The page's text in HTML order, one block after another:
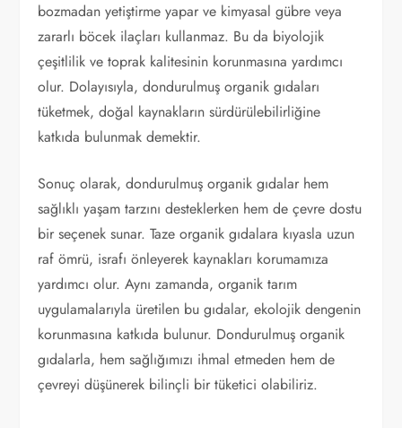
bozmadan yetiştirme yapar ve kimyasal gübre veya
zararlı böcek ilaçları kullanmaz. Bu da biyolojik
çeşitlilik ve toprak kalitesinin korunmasına yardımcı
olur. Dolayısıyla, dondurulmuş organik gıdaları
tüketmek, doğal kaynakların sürdürülebilirliğine
katkıda bulunmak demektir.
Sonuç olarak, dondurulmuş organik gıdalar hem
sağlıklı yaşam tarzını desteklerken hem de çevre dostu
bir seçenek sunar. Taze organik gıdalara kıyasla uzun
raf ömrü, israfı önleyerek kaynakları korumamıza
yardımcı olur. Aynı zamanda, organik tarım
uygulamalarıyla üretilen bu gıdalar, ekolojik dengenin
korunmasına katkıda bulunur. Dondurulmuş organik
gıdalarla, hem sağlığımızı ihmal etmeden hem de
çevreyi düşünerek bilinçli bir tüketici olabiliriz.